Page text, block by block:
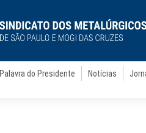
Palavra do Presidente Notícias